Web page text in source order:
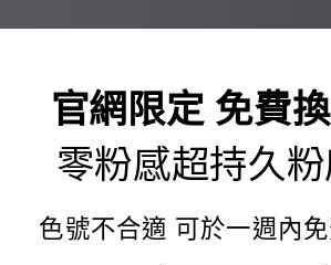
官網限定 免費
零粉感超持久粉
色號不合適 可於一週內